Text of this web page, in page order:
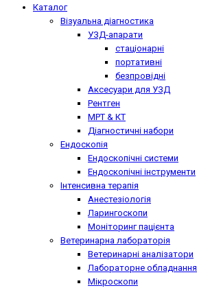
Каталог
Візуальна діагностика
УЗД-апарати
стаціонарні
портативні
безпровідні
Аксесуари для УЗД
Рентген
МРТ & КТ
Діагностичні набори
Ендоскопія
Ендоскопічні системи
Ендоскопічні інструменти
Інтенсивна терапія
Анестезіологія
Ларингоскопи
Моніторинг пацієнта
Ветеринарна лабораторія
Ветеринарні аналізатори
Лабораторне обладнання
Мікроскопи